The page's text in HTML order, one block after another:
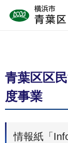
青葉区区
度事業
情報紙「